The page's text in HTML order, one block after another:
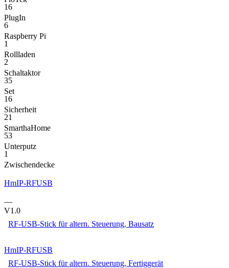
16
PlugIn
6
Raspberry Pi
1
Rollladen
2
Schaltaktor
35
Set
16
Sicherheit
21
SmarthaHome
53
Unterputz
1
Zwischendecke
HmIP-RFUSB
—
V1.0
RF-USB-Stick für altern. Steuerung, Bausatz
HmIP-RFUSB
RF-USB-Stick für altern. Steuerung, Fertiggerät